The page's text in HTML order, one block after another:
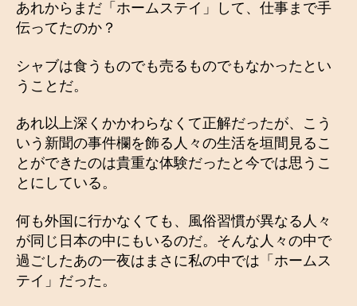
あれからまだ「ホームステイ」して、仕事まで手
伝ってたのか？
シャブは食うものでも売るものでもなかったとい
うことだ。
あれ以上深くかかわらなくて正解だったが、こう
いう新聞の事件欄を飾る人々の生活を垣間見るこ
とができたのは貴重な体験だったと今では思うこ
とにしている。
何も外国に行かなくても、風俗習慣が異なる人々
が同じ日本の中にもいるのだ。そんな人々の中で
過ごしたあの一夜はまさに私の中では「ホームス
テイ」だった。